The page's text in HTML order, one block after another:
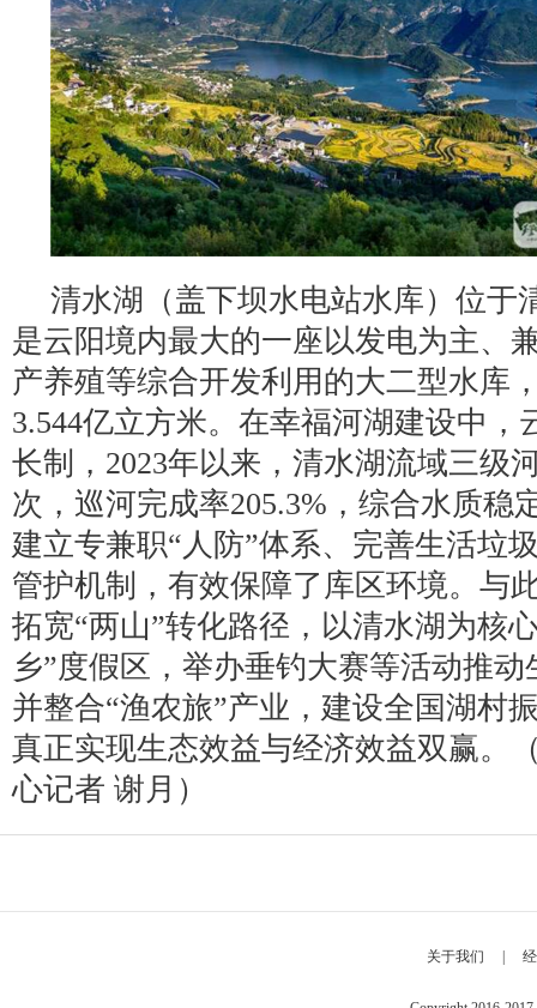
清水湖（盖下坝水电站水库）位于
是云阳境内最大的一座以发电为主、
产养殖等综合开发利用的大二型水库
3.544亿立方米。在幸福河湖建设中，
长制，2023年以来，清水湖流域三级
次，巡河完成率205.3%，综合水质稳
建立专兼职“人防”体系、完善生活垃
管护机制，有效保障了库区环境。与
拓宽“两山”转化路径，以清水湖为核
乡”度假区，举办垂钓大赛等活动推
并整合“渔农旅”产业，建设全国湖村
真正实现生态效益与经济效益双赢。
心记者 谢月）
关于我们